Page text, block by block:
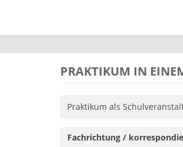
PRAKTIKUM IN
Praktikum als
Fachrichtung /